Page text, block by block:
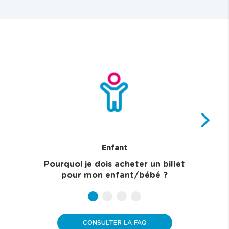
Enfant
Pourquoi je dois acheter un billet
pour mon enfant/bébé ?
b
t
t
t
t
CONSULTER LA FAQ